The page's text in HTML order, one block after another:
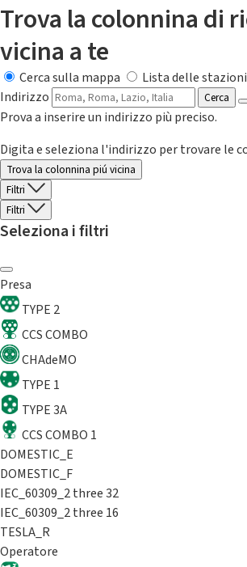
Trova la colonnina di
vicina a te
Cerca sulla mappa
Lista delle stazioni
Indirizzo
Cerca
Prova a inserire un indirizzo più preciso.
Digita e seleziona l'indirizzo per trovare le
Trova la colonnina piú vicina
Filtri
Filtri
Seleziona i filtri
Presa
TYPE 2
CCS COMBO
CHAdeMO
TYPE 1
TYPE 3A
CCS COMBO 1
DOMESTIC_E
DOMESTIC_F
IEC_60309_2 three 32
IEC_60309_2 three 16
TESLA_R
Operatore